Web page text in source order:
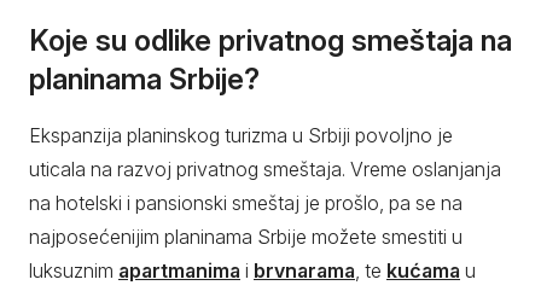
Koje su odlike privatnog smeštaja na
planinama Srbije?
Ekspanzija planinskog turizma u Srbiji povoljno je
uticala na razvoj privatnog smeštaja. Vreme oslanjanja
na hotelski i pansionski smeštaj je prošlo, pa se na
najposećenijim planinama Srbije možete smestiti u
luksuznim apartmanima i brvnarama, te kućama u